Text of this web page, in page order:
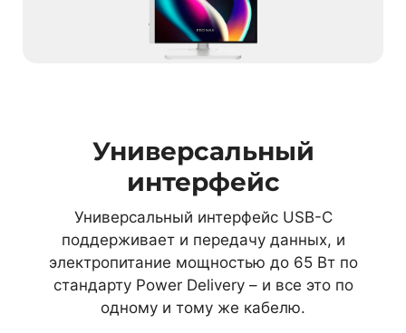
Универсальный
интерфейс
Универсальный интерфейс USB-C
поддерживает и передачу данных, и
электропитание мощностью до 65 Вт по
стандарту Power Delivery – и все это по
одному и тому же кабелю.